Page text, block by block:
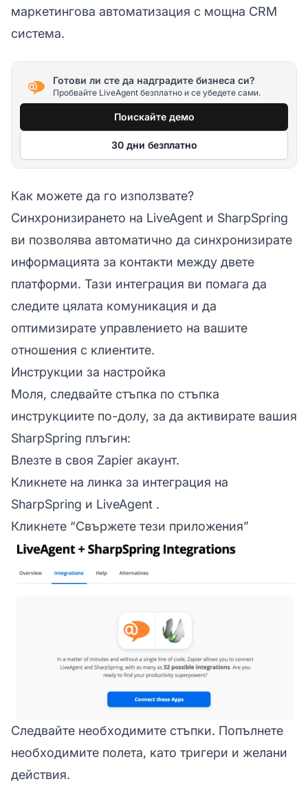
маркетингова автоматизация с мощна CRM
система.
Готови ли сте да надградите бизнеса си?
Пробвайте LiveAgent безплатно и се убедете сами.
Поискайте демо
30 дни безплатно
Как можете да го използвате?
Синхронизирането на LiveAgent и SharpSpring
ви позволява автоматично да синхронизирате
информацията за контакти между двете
платформи. Тази интеграция ви помага да
следите цялата комуникация и да
оптимизирате управлението на вашите
отношения с клиентите.
Инструкции за настройка
Моля, следвайте стъпка по стъпка
инструкциите по-долу, за да активирате вашия
SharpSpring плъгин:
Влезте в своя Zapier акаунт.
Кликнете на линка за интеграция на
SharpSpring и LiveAgent .
Кликнете “Свържете тези приложения”
Следвайте необходимите стъпки. Попълнете
необходимите полета, като тригери и желани
действия.